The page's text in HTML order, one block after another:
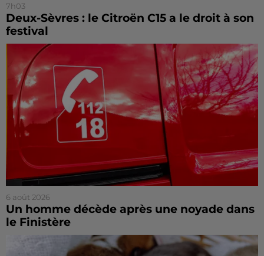
7h03
Deux-Sèvres : le Citroën C15 a le droit à son
festival
6 août 2026
Un homme décède après une noyade dans
le Finistère